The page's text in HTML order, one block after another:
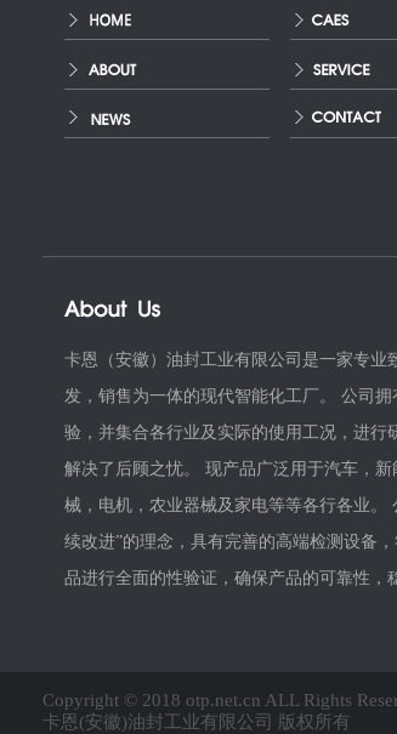
卡恩（安徽）油封工业有限公司是一家专业
发，销售为一体的现代智能化工厂。 公司
验，并集合各行业及实际的使用工况，进行
解决了后顾之忧。 现产品广泛用于汽车，
械，电机，农业器械及家电等等各行各业。
续改进”的理念，具有完善的高端检测设备
品进行全面的性验证，确保产品的可靠性，
Copyright © 2018 otp.net.cn ALL Rights
卡恩(安徽)油封工业有限公司 版权所有